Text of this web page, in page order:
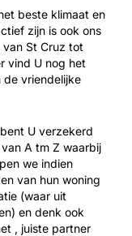
beste klimaat en
zijn is ook ons
St Cruz tot
vind U nog het
de vriendelijke
U verzekerd
A tm Z waarbij
we indien
van hun woning
(waar uit
en denk ook
, juiste partner